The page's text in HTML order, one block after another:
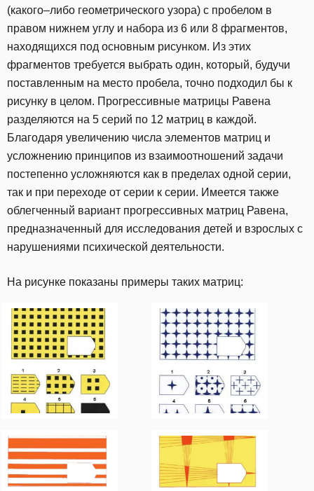
(какого–либо геометрического узора) с пробелом в
правом нижнем углу и набора из 6 или 8 фрагментов,
находящихся под основным рисунком. Из этих
фрагментов требуется выбрать один, который, будучи
поставленным на место пробела, точно подходил бы к
рисунку в целом. Прогрессивные матрицы Равена
разделяются на 5 серий по 12 матриц в каждой.
Благодаря увеличению числа элементов матриц и
усложнению принципов из взаимоотношений задачи
постепенно усложняются как в пределах одной серии,
так и при переходе от серии к серии. Имеется также
облегченный вариант прогрессивных матриц Равена,
предназначенный для исследования детей и взрослых с
нарушениями психической деятельности.
На рисунке показаны примеры таких матриц: